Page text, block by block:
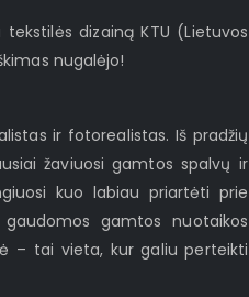
dizainą KTU (Lietuvos
nugalėjo!
ir fotorealistas. Iš pradžių
žaviuosi gamtos spalvų ir
kuo labiau priartėti prie
gamtos nuotaikos
– tai vieta, kur galiu perteikti